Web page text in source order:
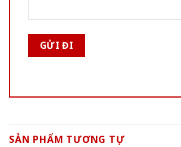
SẢN PHẨM TƯƠNG TỰ